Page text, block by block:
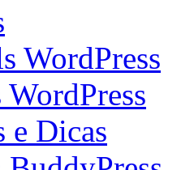
WordPress
WordPress
e Dicas